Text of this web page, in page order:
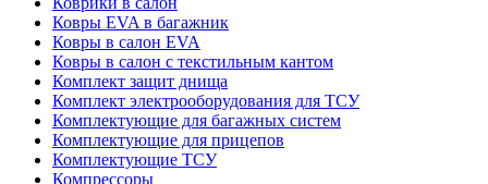
Ковры EVA в багажник
Ковры в салон EVA
Ковры в салон с текстильным кантом
Комплект защит днища
Комплект электрооборудования для ТСУ
Комплектующие для багажных систем
Комплектующие для прицепов
Комплектующие ТСУ
Компрессоры